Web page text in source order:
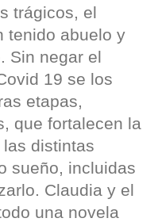
trágicos, el
tenido abuelo y
Sin negar el
19 se los
etapas,
que fortalecen la
distintas
sueño, incluidas
Claudia y el
una novela